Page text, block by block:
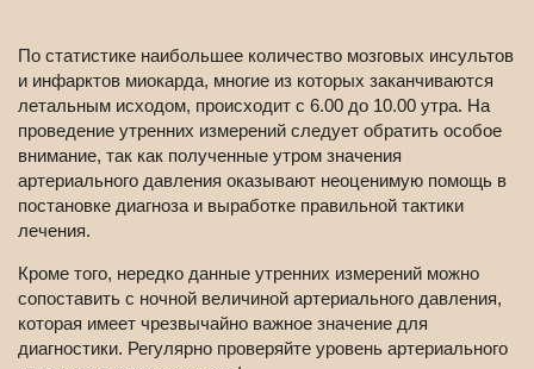
По статистике наибольшее количество мозговых инсультов
и инфарктов миокарда, многие из которых заканчиваются
летальным исходом, происходит с 6.00 до 10.00 утра. На
проведение утренних измерений следует обратить особое
внимание, так как полученные утром значения
артериального давления оказывают неоценимую помощь в
постановке диагноза и выработке правильной тактики
лечения.
Кроме того, нередко данные утренних измерений можно
сопоставить с ночной величиной артериального давления,
которая имеет чрезвычайно важное значение для
диагностики. Регулярно проверяйте уровень артериального